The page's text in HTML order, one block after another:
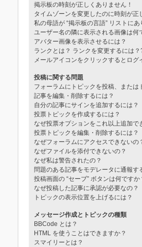
掲示板の時刻が正しくありません！
タイムゾーンを変更したのに時刻が正
私の母語が “掲示板の言語” リストにあ
ユーザー名の隣に表示される画像は何
アバター画像を表示させるには？
ランクとは？ ランクを変更するには？
メールアイコンをクリックするとロ
投稿に関する問題
フォーラムにトピックを投稿、または
記事を編集・削除するには？
自分の記事にサインを追加するには？
投票トピックを作成するには？
なぜ投票オプションをこれ以上追加で
投票トピックを編集・削除するには？
なぜフォーラムにアクセスできないの
なぜファイルを添付できないの？
なぜ私は警告されたの？
問題のある記事をモデレータに通報す
投稿画面の “セーブ” ボタンは何ですか
なぜ投稿した記事に承認が必要なの？
トピックの表示位置を上げるには？
メッセージ作成とトピックの種類
BBCode とは？
HTML を使うことはできますか？
スマイリーとは？